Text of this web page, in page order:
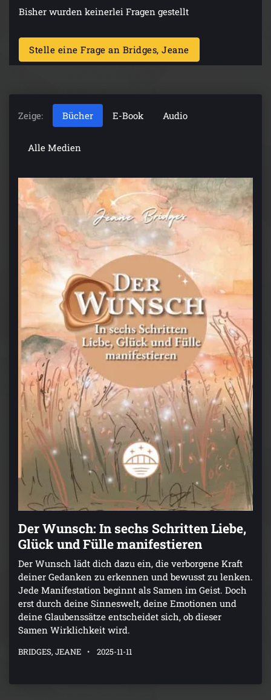
Bisher wurden keinerlei Fragen gestellt
Stelle eine Frage an Bridges, Jeane
Zeige: Bücher E-Book Audio
Alle Medien
Der Wunsch: In sechs Schritten Liebe,
Glück und Fülle manifestieren
Der Wunsch lädt dich dazu ein, die verborgene Kraft
deiner Gedanken zu erkennen und bewusst zu lenken.
Jede Manifestation beginnt als Samen im Geist. Doch
erst durch deine Sinneswelt, deine Emotionen und
deine Glaubenssätze entscheidet sich, ob dieser
Samen Wirklichkeit wird.
BRIDGES, JEANE 2025-11-11